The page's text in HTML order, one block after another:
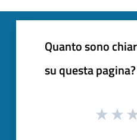
Quanto sono
su questa pagina?